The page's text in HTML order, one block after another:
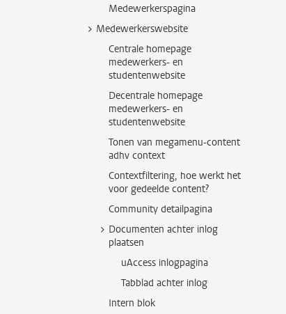
Medewerkerspagina
Medewerkerswebsite
Centrale homepage
medewerkers- en
studentenwebsite
Decentrale homepage
medewerkers- en
studentenwebsite
Tonen van megamenu-content
adhv context
Contextfiltering, hoe werkt het
voor gedeelde content?
Community detailpagina
Documenten achter inlog
plaatsen
uAccess inlogpagina
Tabblad achter inlog
Intern blok